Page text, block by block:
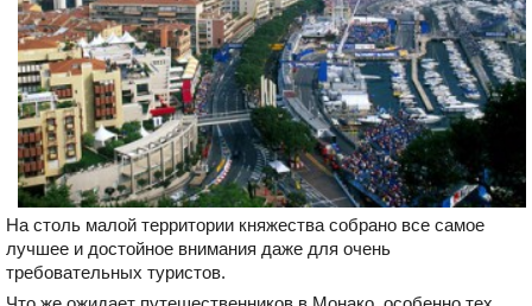
На столь малой территории княжества собрано все самое
лучшее и достойное внимания даже для очень
требовательных туристов.